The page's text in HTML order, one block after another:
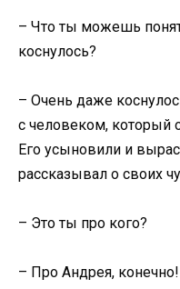
– Что ты можешь
коснулось?
– Очень даже
с человеком, который
Его усыновили и
рассказывал о своих
– Это ты про кого?
– Про Андрея,